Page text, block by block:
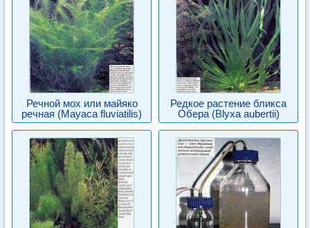
Речной мох или майяко
речная (Мауаса fluviatilis)
Редкое растение бликса
Обера (Blyxa aubertii)